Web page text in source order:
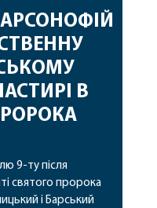
В
9-ту після
святого пророка
і Барський